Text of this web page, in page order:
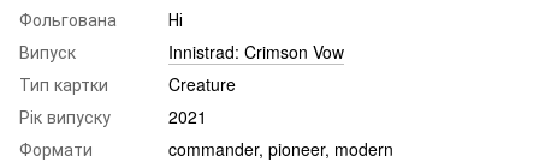
Фольгована
Ні
Випуск
Innistrad: Crimson Vow
Тип картки
Creature
Рік випуску
2021
Формати
commander, pioneer, modern